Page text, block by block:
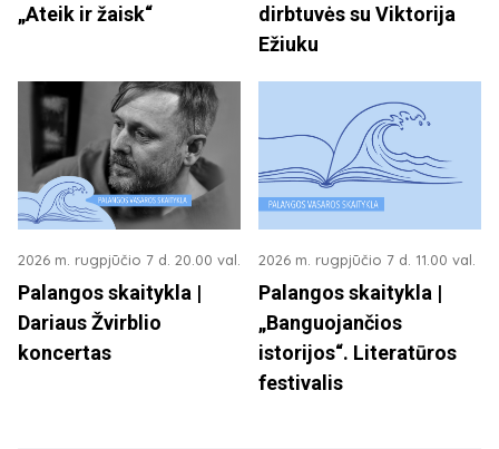
„Ateik ir žaisk“
dirbtuvės su Viktorija
Ežiuku
2026 m. rugpjūčio 7 d. 20.00 val.
Palangos skaitykla |
Dariaus Žvirblio
koncertas
2026 m. rugpjūčio 7 d. 11.00 val.
Palangos skaitykla |
„Banguojančios
istorijos“. Literatūros
festivalis